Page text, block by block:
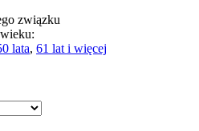
związku
lata, 61 lat i więcej